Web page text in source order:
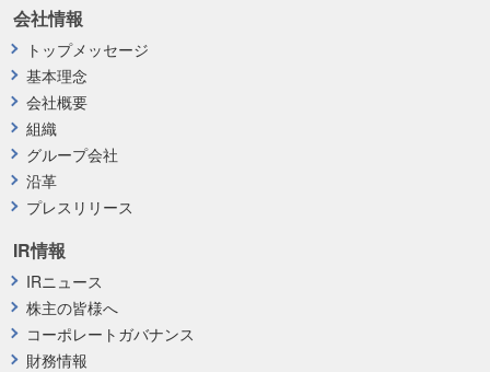
会社情報
トップメッセージ
基本理念
会社概要
組織
グループ会社
沿革
プレスリリース
IR情報
IRニュース
株主の皆様へ
コーポレートガバナンス
財務情報